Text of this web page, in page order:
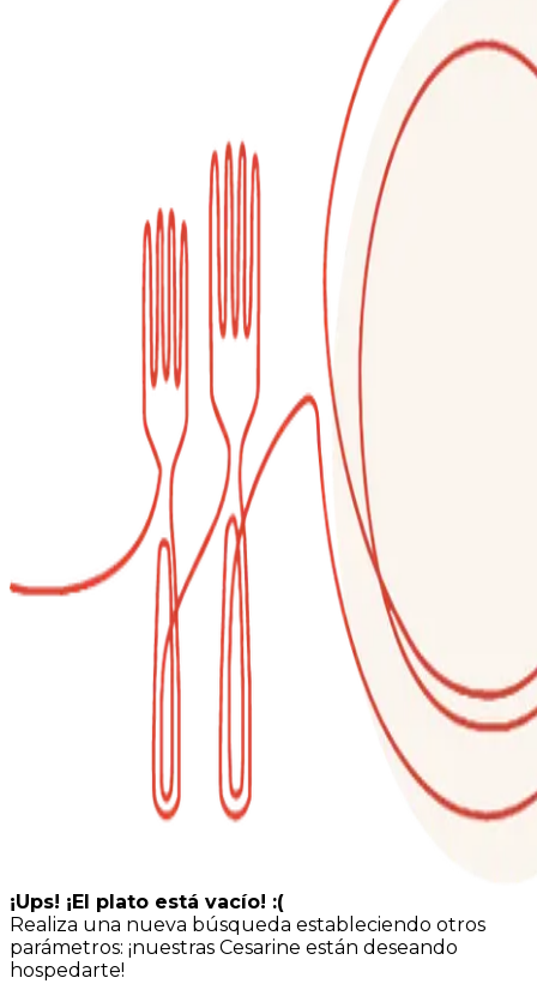
¡Ups! ¡El plato está vacío! :(
Realiza una nueva búsqueda estableciendo otros
parámetros: ¡nuestras Cesarine están deseando
hospedarte!